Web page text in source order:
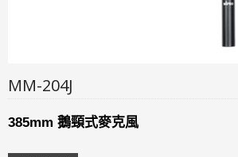
MM-204J
385mm 鵝頸式麥克風